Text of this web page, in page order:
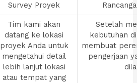
Survey Proyek
Tim kami akan
datang ke lokasi
proyek Anda untuk
mengetahui detail
lebih lanjut lokasi
atau tempat yang
Setelah
kebutuhan
membuat
pengerjaan